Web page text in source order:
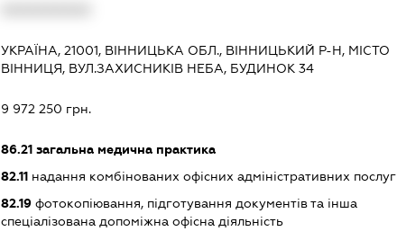
УКРАЇНА, 21001, ВІННИЦЬКА ОБЛ., ВІННИЦЬКИЙ Р-Н, МІСТО
ВІННИЦЯ, ВУЛ.ЗАХИСНИКІВ НЕБА, БУДИНОК 34
9 972 250 грн.
86.21 загальна медична практика
82.11 надання комбінованих офісних адміністративних послуг
82.19 фотокопіювання, підготування документів та інша
спеціалізована допоміжна офісна діяльність